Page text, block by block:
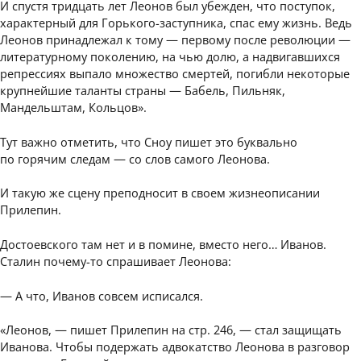
И спустя тридцать лет Леонов был убежден, что поступок,
характерный для Горького-заступника, спас ему жизнь. Ведь
Леонов принадлежал к тому — первому после революции —
литературному поколению, на чью долю, а надвигавшихся
репрессиях выпало множество смертей, погибли некоторые
крупнейшие таланты страны — Бабель, Пильняк,
Мандельштам, Кольцов».
Тут важно отметить, что Сноу пишет это буквально
по горячим следам — со слов самого Леонова.
И такую же сцену преподносит в своем жизнеописании
Прилепин.
Достоевского там нет и в помине, вместо него… Иванов.
Сталин почему-то спрашивает Леонова:
— А что, Иванов совсем исписался.
«Леонов, — пишет Прилепин на стр. 246, — стал защищать
Иванова. Чтобы подержать адвокатство Леонова в разговор